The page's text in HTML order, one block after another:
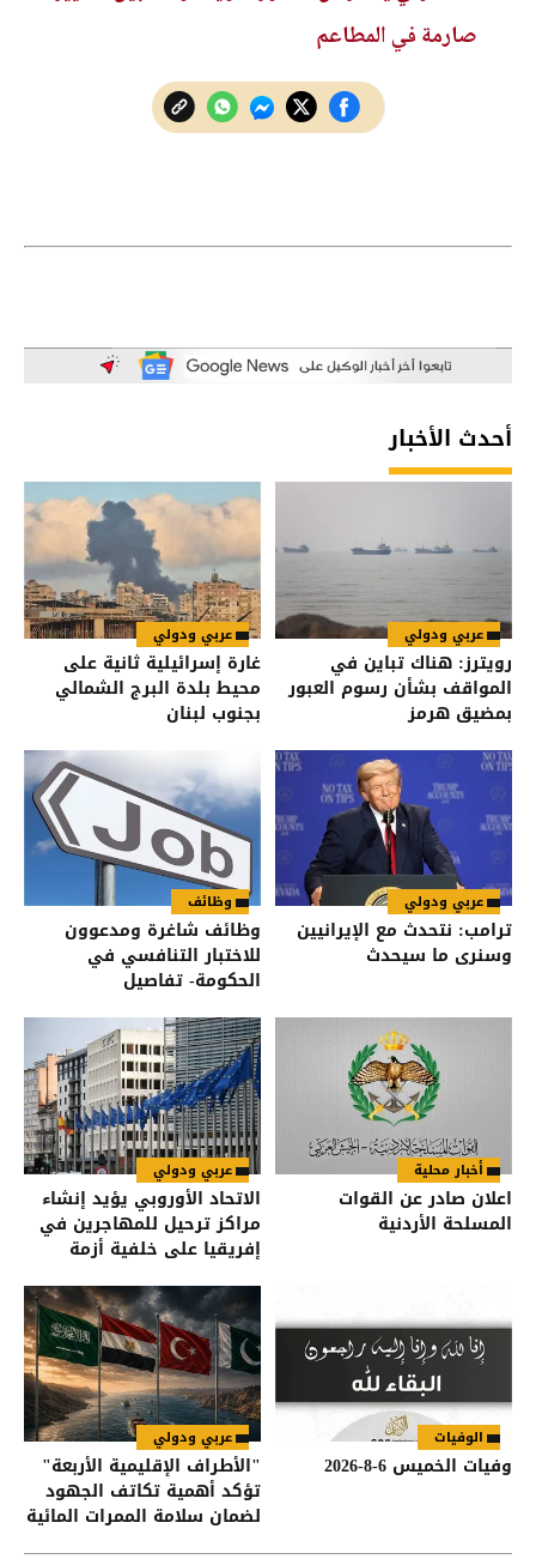
صارمة في المطاعم
أحدث الأخبار
عربي ودولي
رويترز: هناك تباين في
المواقف بشأن رسوم العبور
بمضيق هرمز
عربي ودولي
غارة إسرائيلية ثانية على
محيط بلدة البرج الشمالي
بجنوب لبنان
عربي ودولي
ترامب: نتحدث مع الإيرانيين
وسنرى ما سيحدث
وظائف
وظائف شاغرة ومدعوون
للاختبار التنافسي في
الحكومة- تفاصيل
أخبار محلية
اعلان صادر عن القوات
المسلحة الأردنية
عربي ودولي
الاتحاد الأوروبي يؤيد إنشاء
مراكز ترحيل للمهاجرين في
إفريقيا على خلفية أزمة
الوفيات
وفيات الخميس 6-8-2026
عربي ودولي
"الأطراف الإقليمية الأربعة"
تؤكد أهمية تكاتف الجهود
لضمان سلامة الممرات المائية